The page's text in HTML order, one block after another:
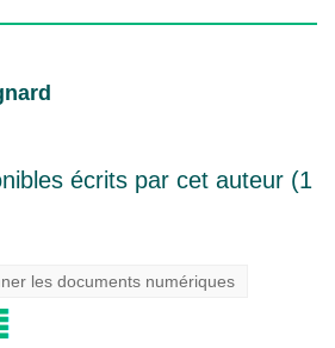
écrits par cet auteur (1
les documents numériques